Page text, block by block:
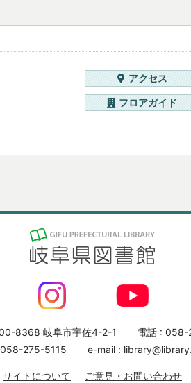
アクセス
フロアガイド
8368 岐阜市宇佐4-2-1
電話 : 058-
275-5115
e-mail :
サイトについて ご意見・お問い合わせ